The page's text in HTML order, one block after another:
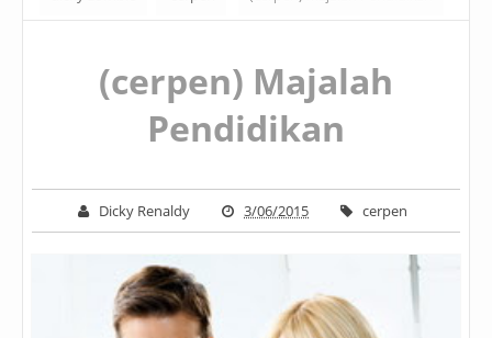
(cerpen) Majalah
Pendidikan
Dicky Renaldy 3/06/2015 cerpen